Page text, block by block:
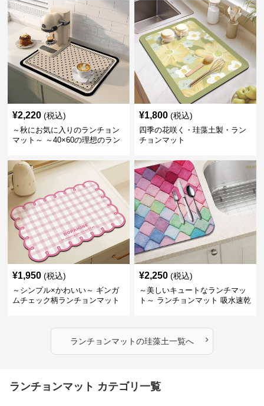
¥2,220 (税込)
～秋にお気に入りのランチョン
マット～ ～40×60の理想のラン
ランチョンマットシリーズ【カ
フェラテが飲みたくなる】
¥1,800 (税込)
四季の花咲く・珪藻土製・ラン
チョンマット
¥1,950 (税込)
～シンプル×かわいい～ ギンガ
ムチェック柄ランチョンマット
¥2,250 (税込)
～美しいキュートなランチマッ
ト～ ランチョンマット 吸水速乾
ランチョンマットの珪藻土一覧へ ›
ランチョンマット カテゴリ一覧